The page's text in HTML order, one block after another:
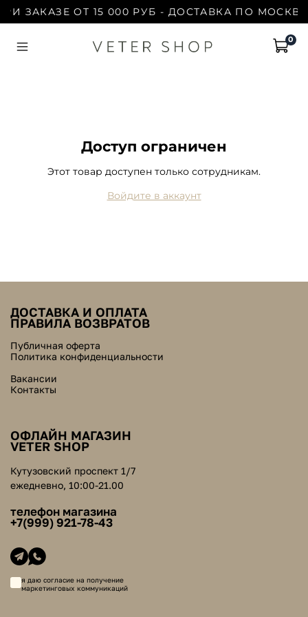
ЗАКАЗЕ ОТ 15 000 РУБ - ДОСТАВКА ПО
0
Доступ ограничен
Этот товар доступен только сотрудникам.
Войдите в аккаунт
ДОСТАВКА И ОПЛАТА
ПРАВИЛА ВОЗВРАТОВ
Публичная оферта
Политика конфиденциальности
Вакансии
Контакты
ОФЛАЙН МАГАЗИН
VETER SHOP
Кутузовский проспект 1/7
ежедневно, 10:00-21.00
телефон магазина
+7(999) 921-78-43
я даю согласие на получение
маркетинговых коммуникаций